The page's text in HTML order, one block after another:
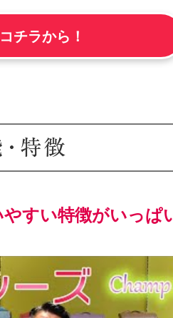
チラから！
すい特徴がいっぱ